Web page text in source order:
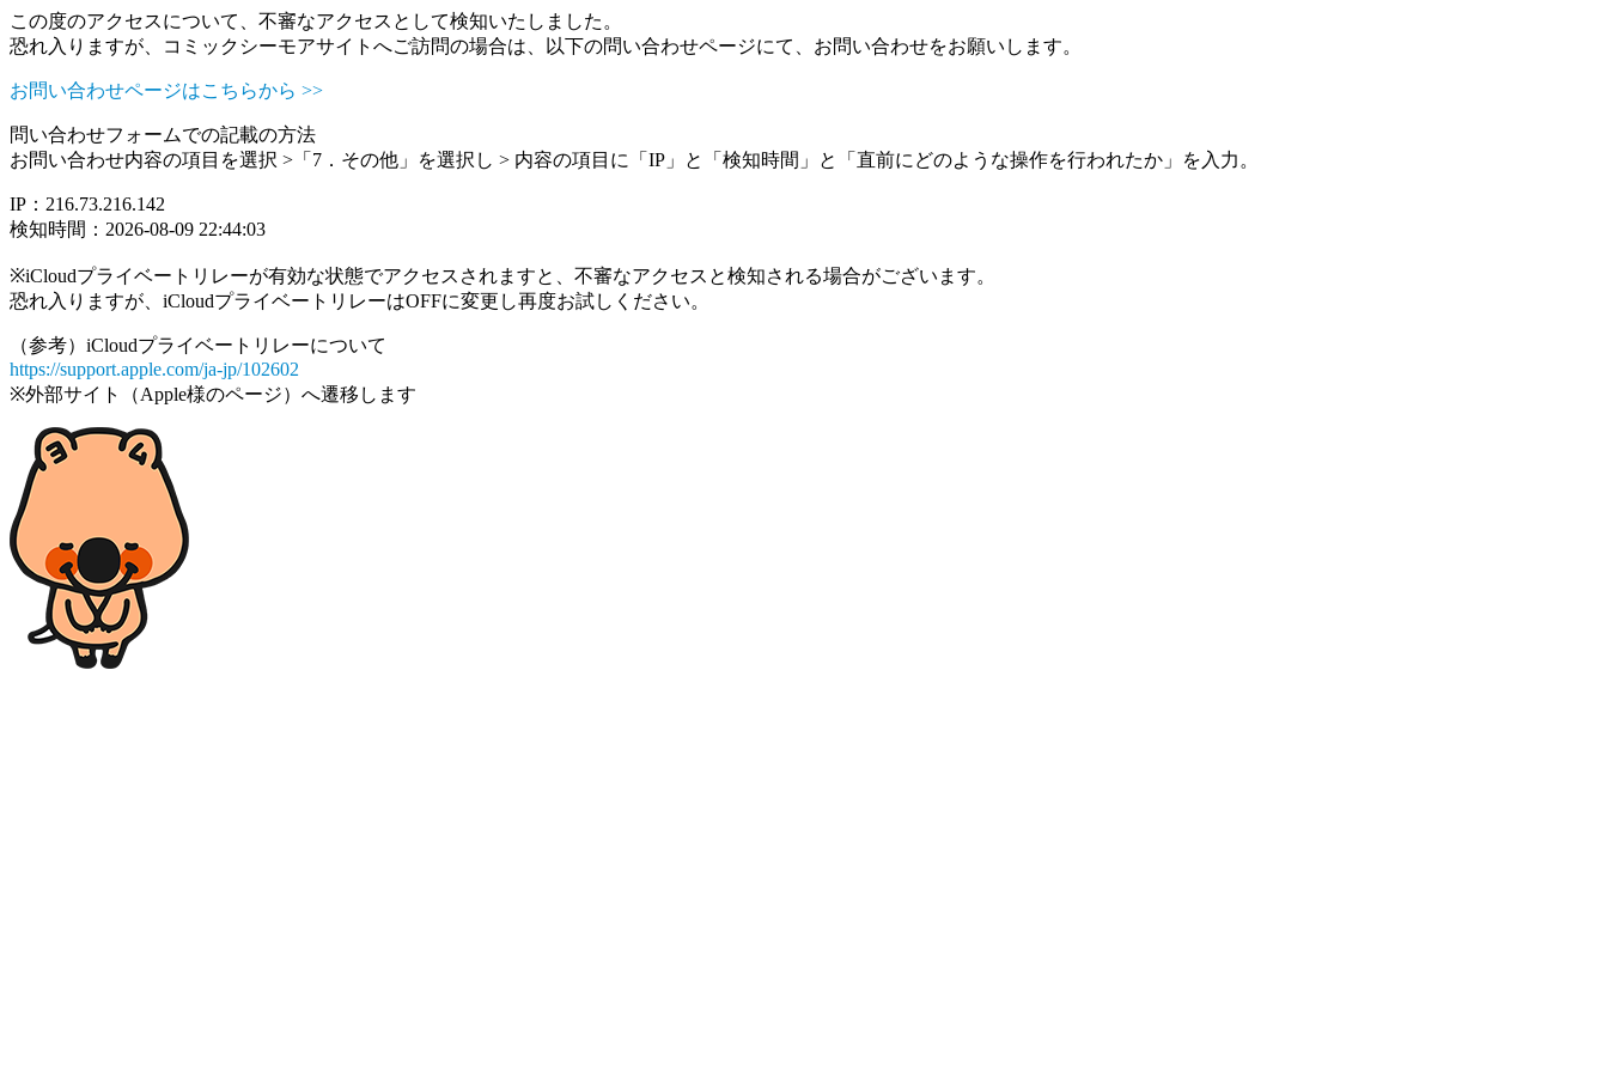
この度のアクセスについて、不審なアクセスとして検知いたしました。
恐れ入りますが、コミックシーモアサイトへご訪問の場合は、以下の問い合わせページにて、お問い合わせをお願いします。
お問い合わせページはこちらから >>
問い合わせフォームでの記載の方法
お問い合わせ内容の項目を選択 >「7．その他」を選択し > 内容の項目に「IP」と「検知時間」と「直前にどのような操作を行われたか」を入力。
IP：216.73.216.142
検知時間：2026-08-09 22:44:03
※iCloudプライベートリレーが有効な状態でアクセスされますと、不審なアクセスと検知される場合がございます。
恐れ入りますが、iCloudプライベートリレーはOFFに変更し再度お試しください。
（参考）iCloudプライベートリレーについて
https://support.apple.com/ja-jp/102602
※外部サイト（Apple様のページ）へ遷移します